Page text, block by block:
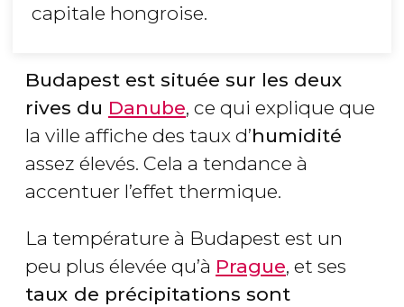
capitale hongroise.
Budapest est située sur les deux
rives du Danube, ce qui explique que
la ville affiche des taux d’humidité
assez élevés. Cela a tendance à
accentuer l’effet thermique.
La température à Budapest est un
peu plus élevée qu’à Prague, et ses
taux de précipitations sont